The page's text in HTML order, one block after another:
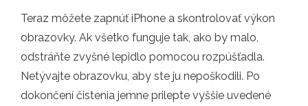
Teraz môžete zapnúť iPhone a skontrolovať výkon
obrazovky. Ak všetko funguje tak, ako by malo,
odstráňte zvyšné lepidlo pomocou rozpúšťadla.
Netývajte obrazovku, aby ste ju nepoškodili. Po
dokončení čistenia jemne prilepte vyššie uvedené